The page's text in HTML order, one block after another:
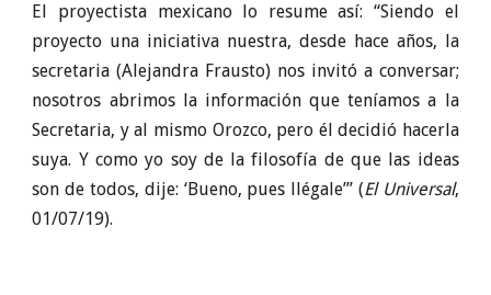
El proyectista mexicano lo resume así: “Siendo el
proyecto una iniciativa nuestra, desde hace años, la
secretaria (Alejandra Frausto) nos invitó a conversar;
nosotros abrimos la información que teníamos a la
Secretaria, y al mismo Orozco, pero él decidió hacerla
suya. Y como yo soy de la filosofía de que las ideas
son de todos, dije: ‘Bueno, pues llégale’” (El Universal,
01/07/19).